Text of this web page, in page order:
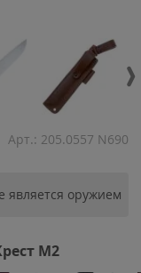
Арт.: 205.0557 N690
является оружием
M2